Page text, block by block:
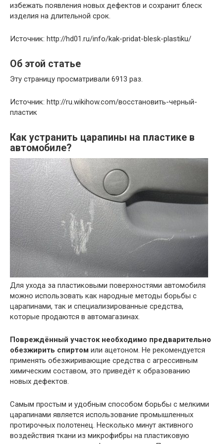
избежать появления новых дефектов и сохранит блеск
изделия на длительной срок.
Источник: http://hd01.ru/info/kak-pridat-blesk-plastiku/
Об этой статье
Эту страницу просматривали 6913 раз.
Источник: http://ru.wikihow.com/восстановить-черный-
пластик
Как устранить царапины на пластике в
автомобиле?
Для ухода за пластиковыми поверхностями автомобиля
можно использовать как народные методы борьбы с
царапинами, так и специализированные средства,
которые продаются в автомагазинах.
Повреждённый участок необходимо предварительно
обезжирить спиртом или ацетоном. Не рекомендуется
применять обезжиривающие средства с агрессивным
химическим составом, это приведёт к образованию
новых дефектов.
Самым простым и удобным способом борьбы с мелкими
царапинами является использование промышленных
протирочных полотенец. Несколько минут активного
воздействия ткани из микрофибры на пластиковую